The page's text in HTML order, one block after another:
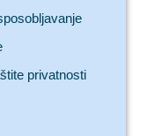
privatnosti